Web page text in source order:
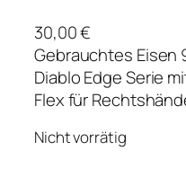
30,00€
Gebrauchtes Eisen
Diablo Edge Serie
Flex für
Nicht vorrätig